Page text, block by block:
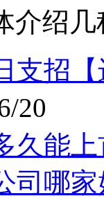
介绍
支招
20
久能上
司哪家